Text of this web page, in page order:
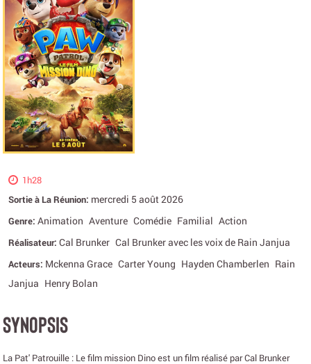
1h28
Sortie à La Réunion: mercredi 5 août 2026
Genre: Animation Aventure Comédie Familial Action
Réalisateur: Cal Brunker Cal Brunker avec les voix de Rain Janjua
Acteurs: Mckenna Grace Carter Young Hayden Chamberlen Rain
Janjua Henry Bolan
SYNOPSIS
La Pat' Patrouille : Le film mission Dino est un film réalisé par Cal Brunker